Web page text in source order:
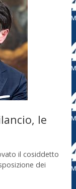
le
il cosiddetto
dei